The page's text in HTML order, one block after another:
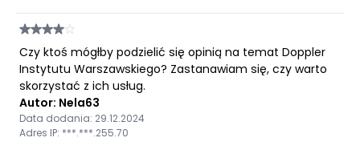
Czy ktoś mógłby podzielić się opinią na temat Doppler
Instytutu Warszawskiego? Zastanawiam się, czy warto
skorzystać z ich usług.
Autor: Nela63
Data dodania: 29.12.2024
Adres IP: ***.***.255.70